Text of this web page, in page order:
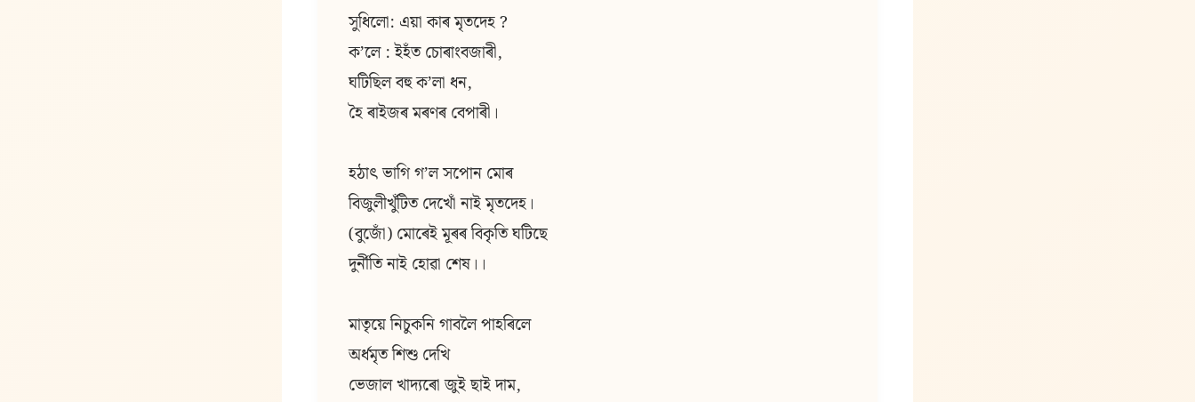
সুধিলো: এয়া কাৰ মৃতদেহ ?
কʼলে : ইহঁত চোৰাংবজাৰী,
ঘটিছিল বহু কʼলা ধন,
হৈ ৰাইজৰ মৰণৰ বেপাৰী।
হঠাৎ ভাগি গʼল সপোন মোৰ
বিজুলীখুঁটিত দেখোঁ নাই মৃতদেহ।
(বুজোঁ) মোৰেই মূৰৰ বিকৃতি ঘটিছে
দুৰ্নীতি নাই হোৱা শেষ।।
মাতৃয়ে নিচুকনি গাবলৈ পাহৰিলে
অৰ্ধমৃত শিশু দেখি
ভেজাল খাদ্যৰো জুই ছাই দাম,